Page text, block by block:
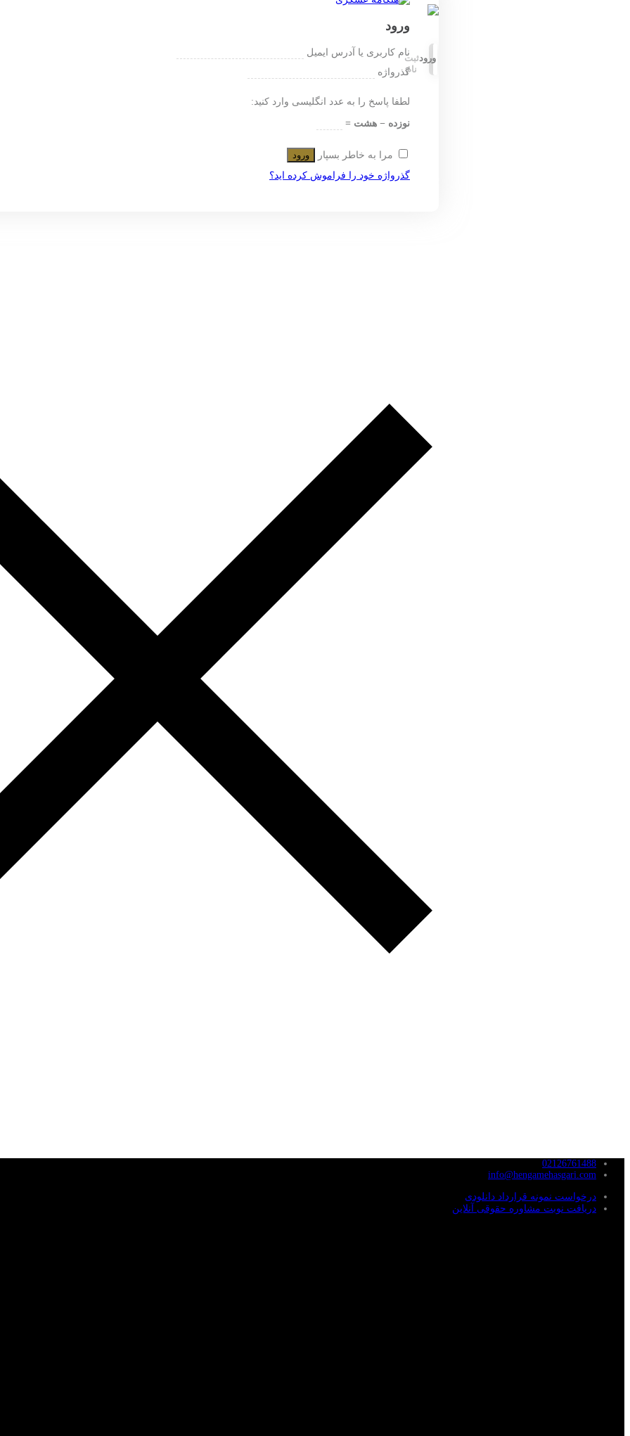
ورودثبت
نام
ورود
نام کاربری یا آدرس ایمیل
گذرواژه
لطفا پاسخ را به عدد انگلیسی وارد کنید:
نوزده − هشت =
مرا به خاطر بسپار
ورود
گذرواژه خود را فراموش کرده اید؟
02126761488
info@hengamehasgari.com
درخواست نمونه قرارداد دانلودی
دریافت نوبت مشاوره حقوقی آنلاین